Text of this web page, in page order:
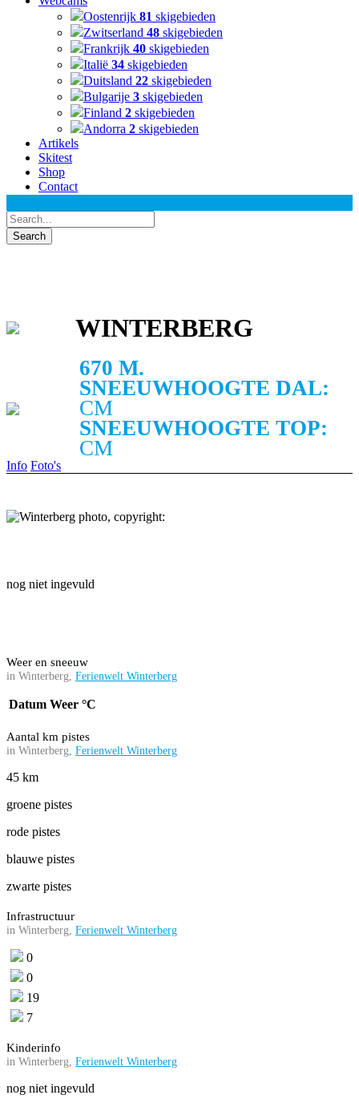
Oostenrijk 81 skigebieden
Zwitserland 48 skigebieden
Frankrijk 40 skigebieden
Italië 34 skigebieden
Duitsland 22 skigebieden
Bulgarije 3 skigebieden
Finland 2 skigebieden
Andorra 2 skigebieden
Artikels
Skitest
Shop
Contact
WINTERBERG
670 M.
SNEEUWHOOGTE DAL:
CM
SNEEUWHOOGTE TOP:
CM
Info Foto's
nog niet ingevuld
Weer en sneeuw
in Winterberg, Ferienwelt Winterberg
Datum Weer °C
Aantal km pistes
in Winterberg, Ferienwelt Winterberg
45 km
groene pistes
rode pistes
blauwe pistes
zwarte pistes
Infrastructuur
in Winterberg, Ferienwelt Winterberg
0
0
19
7
Kinderinfo
in Winterberg, Ferienwelt Winterberg
nog niet ingevuld